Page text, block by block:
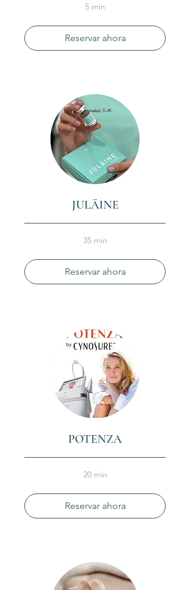
5 min
Reservar ahora
JULÄINE
35 min
Reservar ahora
POTENZA
20 min
Reservar ahora